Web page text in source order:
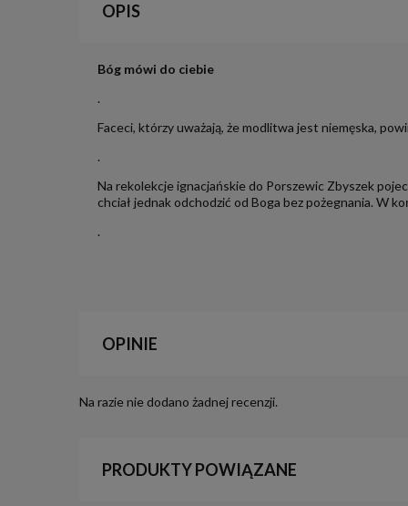
OPIS
Bóg mówi do ciebie
.
Faceci, którzy uważają, że modlitwa jest niemęska,
.
Na rekolekcje ignacjańskie do Porszewic Zbyszek
chciał jednak odchodzić od Boga bez pożegnania. W
.
OPINIE
Na razie nie dodano żadnej recenzji.
PRODUKTY POWIĄZANE